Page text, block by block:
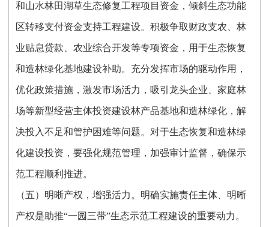
和山水林田湖草生态修复工程项目资金，倾斜生态功能
区转移支付资金支持工程建设。积极争取财政支农、林
业贴息贷款、农业综合开发等专项资金，用于生态恢复
和造林绿化基地建设补助。充分发挥市场的驱动作用，
优化政策措施，激发市场活力，吸引龙头企业、家庭林
场等新型经营主体投资建设林产品基地和造林绿化，解
决投入不足和管护困难等问题。对于生态恢复和造林绿
化建设投资，要强化规范管理，加强审计监督，确保示
范工程顺利推进。
（五）明晰产权，增强活力。明确实施责任主体、明晰
产权是助推“一园三带”生态示范工程建设的重要动力。